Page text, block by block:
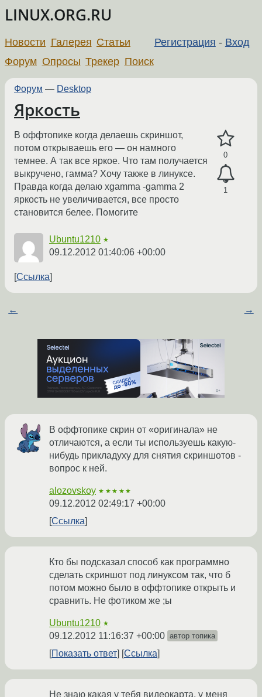
LINUX.ORG.RU
Регистрация - Вход
Новости Галерея Статьи
Форум Опросы Трекер Поиск
Форум — Desktop
Яркость
0
1
В оффтопике когда делаешь скриншот,
потом открываешь его — он намного
темнее. А так все яркое. Что там получается
выкручено, гамма? Хочу также в линуксе.
Правда когда делаю xgamma -gamma 2
яркость не увеличивается, все просто
становится белее. Помогите
Ubuntu1210 ★
09.12.2012 01:40:06 +00:00
Ссылка
← →
В оффтопике скрин от «оригинала» не
отличаются, а если ты используешь какую-
нибудь прикладуху для снятия скриншотов -
вопрос к ней.
alozovskoy ★★★★★
09.12.2012 02:49:17 +00:00
Ссылка
Кто бы подсказал способ как программно
сделать скриншот под линуксом так, что б
потом можно было в оффтопике открыть и
сравнить. Не фотиком же ;ы
Ubuntu1210 ★
09.12.2012 11:16:37 +00:00 автор топика
Показать ответ Ссылка
Не знаю какая у тебя видеокарта, у меня